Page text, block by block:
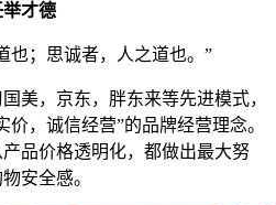
才德
也；思诚者，人之道也。”
美，京东，胖东来等先进模式，
，诚信经营”的品牌经营理念。
品价格透明化，都做出最大努
安全感。